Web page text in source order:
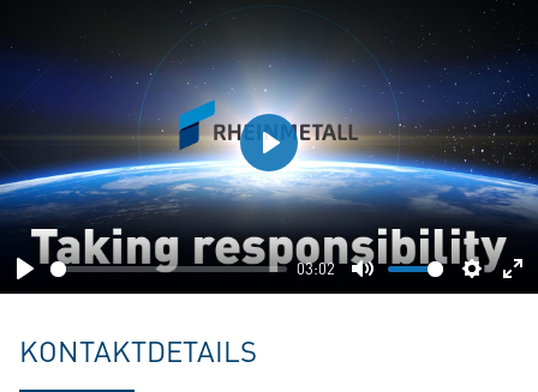
Play
03:02
Mute
Play
KONTAKTDETAILS